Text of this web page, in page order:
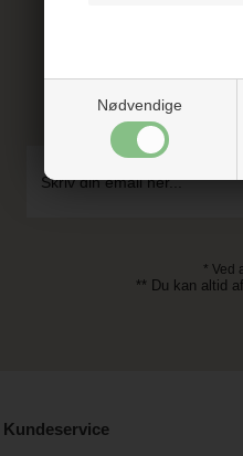
Nødvendige
Det
* Ved
** Du kan altid
Kundeservice